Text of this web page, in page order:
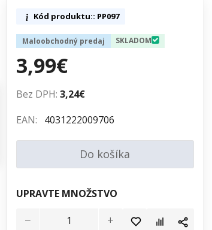
Kód produktu:: PP097
Maloobchodný predaj SKLADOM
3,99€
Bez DPH: 3,24€
EAN: 4031222009706
Do košíka
UPRAVTE MNOŽSTVO